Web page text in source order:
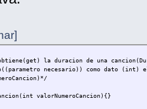
" + nombre + " " + apellidos +
de documentos identificable: "
valorEspecialidad){
nueva especialidad de: " +
la duracion de una
necesario)) como dato (int)
valorNumeroCancion){}